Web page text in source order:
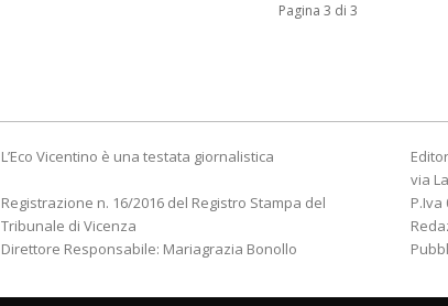
Pagina 3 di 3
L’Eco Vicentino è una testata giornalistica
Registrazione n. 16/2016 del Registro Stampa del
Tribunale di Vicenza
Direttore Responsabile: Mariagrazia Bonollo
via
P.Iva